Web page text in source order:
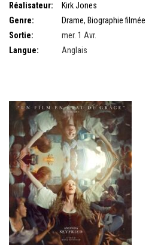
Réalisateur:
Kirk Jones
Genre:
Drame, Biographie filmée
Sortie:
mer. 1 Avr.
Langue:
Anglais